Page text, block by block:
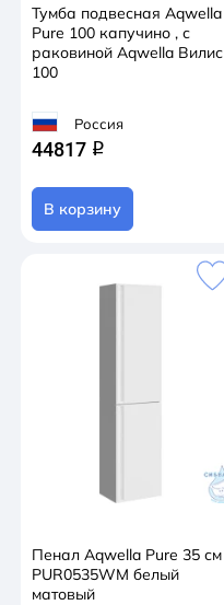
Тумба подвесная Aqwella
Pure 100 капучино , с
раковиной Aqwella Вилис
100
Россия
44817 q
В корзину
Пенал Aqwella Pure 35 см
PUR0535WM белый
матовый